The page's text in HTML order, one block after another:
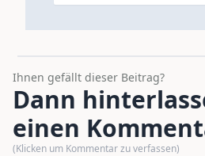
Ihnen gefällt dieser Beitrag?
Dann
einen
(Klicken um Kommentar zu verfassen)